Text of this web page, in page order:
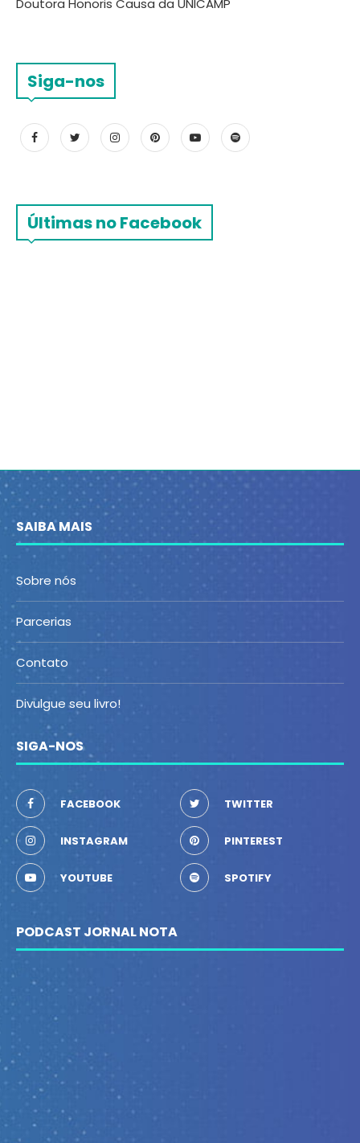
Siga-nos
Últimas no Facebook
SAIBA MAIS
Sobre nós
Parcerias
Contato
Divulgue seu livro!
SIGA-NOS
FACEBOOK TWITTER
INSTAGRAM PINTEREST
YOUTUBE SPOTIFY
PODCAST JORNAL NOTA